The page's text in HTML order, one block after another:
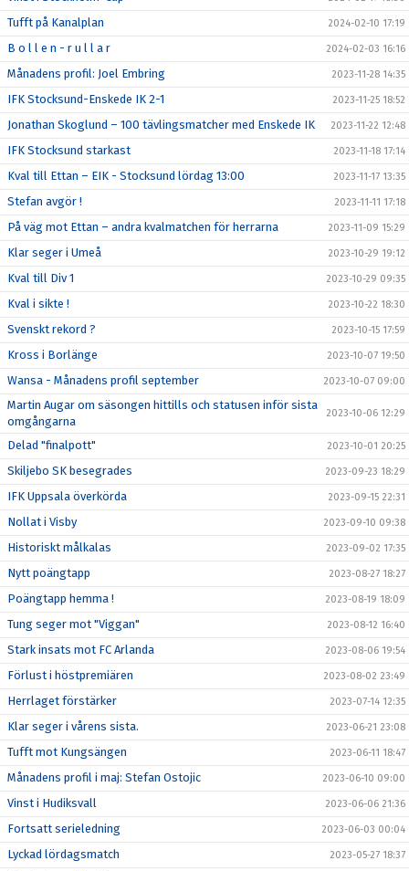
Tufft på Kanalplan 2024-02-10 17:19
B o l l e n - r u l l a r 2024-02-03 16:16
Månadens profil: Joel Embring 2023-11-28 14:35
IFK Stocksund-Enskede IK 2-1 2023-11-25 18:52
Jonathan Skoglund – 100 tävlingsmatcher med Enskede IK 2023-11-22 12:48
IFK Stocksund starkast 2023-11-18 17:14
Kval till Ettan – EIK - Stocksund lördag 13:00 2023-11-17 13:35
Stefan avgör ! 2023-11-11 17:18
På väg mot Ettan – andra kvalmatchen för herrarna 2023-11-09 15:29
Klar seger i Umeå 2023-10-29 19:12
Kval till Div 1 2023-10-29 09:35
Kval i sikte ! 2023-10-22 18:30
Svenskt rekord ? 2023-10-15 17:59
Kross i Borlänge 2023-10-07 19:50
Wansa - Månadens profil september 2023-10-07 09:00
Martin Augar om säsongen hittills och statusen inför sista
omgångarna
2023-10-06 12:29
Delad "finalpott" 2023-10-01 20:25
Skiljebo SK besegrades 2023-09-23 18:29
IFK Uppsala överkörda 2023-09-15 22:31
Nollat i Visby 2023-09-10 09:38
Historiskt målkalas 2023-09-02 17:35
Nytt poängtapp 2023-08-27 18:27
Poängtapp hemma ! 2023-08-19 18:09
Tung seger mot "Viggan" 2023-08-12 16:40
Stark insats mot FC Arlanda 2023-08-06 19:54
Förlust i höstpremiären 2023-08-02 23:49
Herrlaget förstärker 2023-07-14 12:35
Klar seger i vårens sista. 2023-06-21 23:08
Tufft mot Kungsängen 2023-06-11 18:47
Månadens profil i maj: Stefan Ostojic 2023-06-10 09:00
Vinst i Hudiksvall 2023-06-06 21:36
Fortsatt serieledning 2023-06-03 00:04
Lyckad lördagsmatch 2023-05-27 18:37